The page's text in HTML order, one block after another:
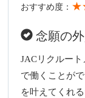
おすすめ度：
念願の
JACリクルー
で働くことが
を叶えてくれ